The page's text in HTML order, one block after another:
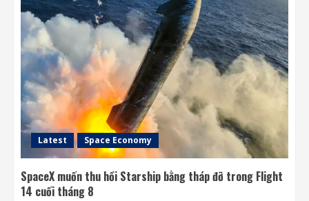
Latest Space Economy
SpaceX muốn thu hồi Starship bằng tháp đỡ trong Flight
14 cuối tháng 8